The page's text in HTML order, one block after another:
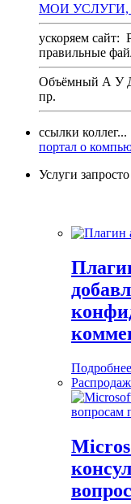
МОИ УСЛУГИ,
ускоряем сайт:
правильные
Объёмный А У Д
пр.
ссылки коллег...
портал о
Услуги
Подробнее